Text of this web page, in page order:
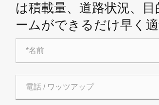
は積載量、道路状況、
ームができるだけ早く